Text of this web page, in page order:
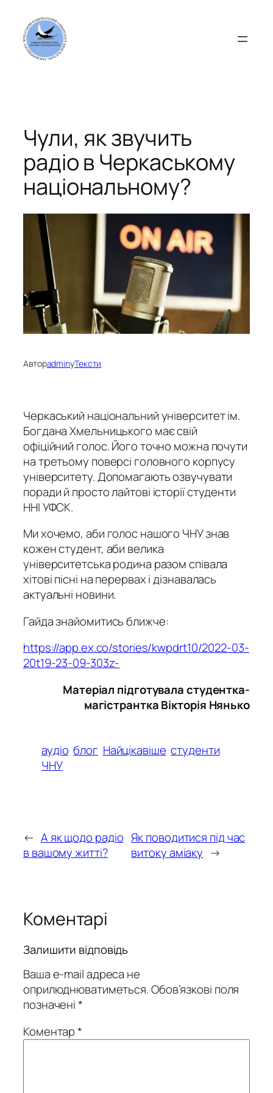
вмісту
Чули, як звучить
радіо в Черкаському
національному?
АвторadminуТексти
Черкаський національний університет ім.
Богдана Хмельницького має свій
офіційний голос. Його точно можна почути
на третьому поверсі головного корпусу
університету. Допомагають озвучувати
поради й просто лайтові історії студенти
ННІ УФСК.
Ми хочемо, аби голос нашого ЧНУ знав
кожен студент, аби велика
університетська родина разом співала
хітові пісні на перервах і дізнавалась
актуальні новини.
Гайда знайомитись ближче:
https://app.ex.co/stories/kwpdrt10/2022-03-
20t19-23-09-303z-
Матеріал підготувала студентка-
магістрантка Вікторія Нянько
аудіо блог Найцікавіше студенти
ЧНУ
← А як щодо радіо
в вашому житті?
Як поводитися під час
витоку аміаку →
Коментарі
Залишити відповідь
Ваша e-mail адреса не
оприлюднюватиметься.Обов’язкові поля
позначені*
Коментар*